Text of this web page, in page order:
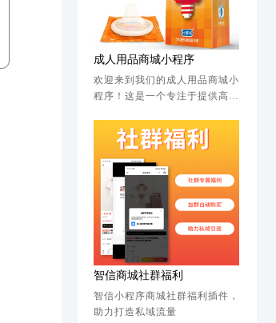
成人用品商城小程序
欢迎来到我们的成人用品商城小
程序！这是一个专注于提供高质
台的线上商城。<br/>特色亮
点：<br/>精选商品：我们精选
各类成人用品，确保每一件商品
都符合品质标准，满足您的不同
需求。<br/>隐私保护：我们非
常重视用户的隐私安全，全程采
用加密技术，确保您的购物过程
安全、私密。<br/>快速配送：
我们与多家物流合作，确保商品
在预期时间内送达您手中。<br/
人用品，享受安全、私密的购物
环境。快来加入我们的商城，探
智信商城社群福利
智信小程序商城社群福利插件，
助力打造私域流量